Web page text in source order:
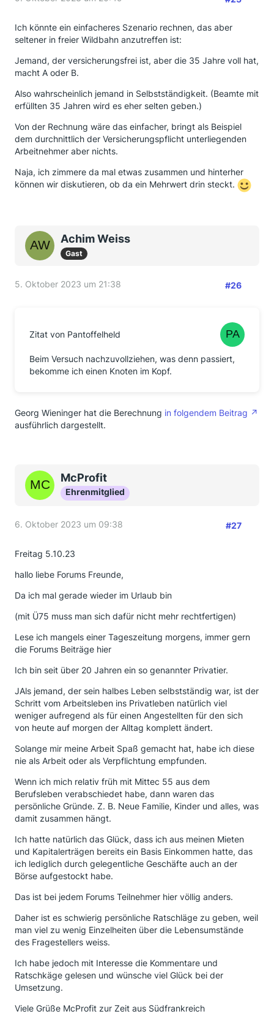
Ich könnte ein einfacheres Szenario rechnen, das aber
seltener in freier Wildbahn anzutreffen ist:
Jemand, der versicherungsfrei ist, aber die 35 Jahre voll hat,
macht A oder B.
Also wahrscheinlich jemand in Selbstständigkeit. (Beamte mit
erfüllten 35 Jahren wird es eher selten geben.)
Von der Rechnung wäre das einfacher, bringt als Beispiel
dem durchnittlich der Versicherungspflicht unterliegenden
Arbeitnehmer aber nichts.
Naja, ich zimmere da mal etwas zusammen und hinterher
können wir diskutieren, ob da ein Mehrwert drin steckt.
Achim Weiss
Gast
5. Oktober 2023 um 21:38 #26
Zitat von Pantoffelheld
Beim Versuch nachzuvollziehen, was denn passiert,
bekomme ich einen Knoten im Kopf.
Georg Wieninger hat die Berechnung in folgendem Beitrag
ausführlich dargestellt.
McProfit
Ehrenmitglied
6. Oktober 2023 um 09:38 #27
Freitag 5.10.23
hallo liebe Forums Freunde,
Da ich mal gerade wieder im Urlaub bin
(mit Ü75 muss man sich dafür nicht mehr rechtfertigen)
Lese ich mangels einer Tageszeitung morgens, immer gern
die Forums Beiträge hier
Ich bin seit über 20 Jahren ein so genannter Privatier.
JAls jemand, der sein halbes Leben selbstständig war, ist der
Schritt vom Arbeitsleben ins Privatleben natürlich viel
weniger aufregend als für einen Angestellten für den sich
von heute auf morgen der Alltag komplett ändert.
Solange mir meine Arbeit Spaß gemacht hat, habe ich diese
nie als Arbeit oder als Verpflichtung empfunden.
Wenn ich mich relativ früh mit Mittec 55 aus dem
Berufsleben verabschiedet habe, dann waren das
persönliche Gründe. Z. B. Neue Familie, Kinder und alles, was
damit zusammen hängt.
Ich hatte natürlich das Glück, dass ich aus meinen Mieten
und Kapitalerträgen bereits ein Basis Einkommen hatte, das
ich lediglich durch gelegentliche Geschäfte auch an der
Börse aufgestockt habe.
Das ist bei jedem Forums Teilnehmer hier völlig anders.
Daher ist es schwierig persönliche Ratschläge zu geben, weil
man viel zu wenig Einzelheiten über die Lebensumstände
des Fragestellers weiss.
Ich habe jedoch mit Interesse die Kommentare und
Ratschkäge gelesen und wünsche viel Glück bei der
Umsetzung.
Viele Grüße McProfit zur Zeit aus Südfrankreich